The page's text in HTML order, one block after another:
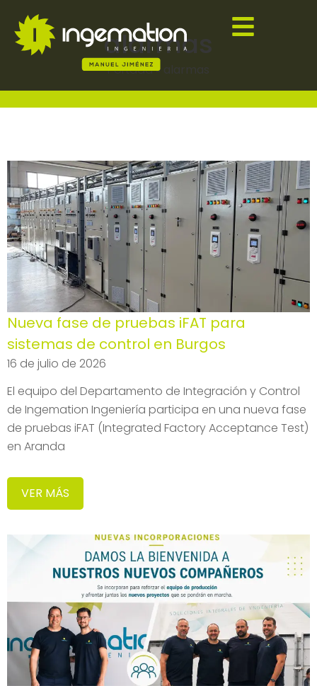
alarmas
Portada» alarmas
Nueva fase de pruebas iFAT para
sistemas de control en Burgos
16 de julio de 2026
El equipo del Departamento de Integración y Control
de Ingemation Ingeniería participa en una nueva fase
de pruebas iFAT (Integrated Factory Acceptance Test)
en Aranda
VER MÁS